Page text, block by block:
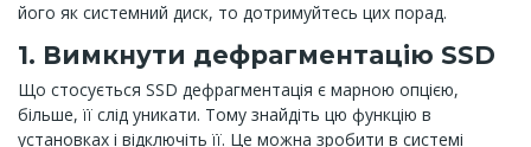
його як системний диск, то дотримуйтесь цих порад.
1. Вимкнути дефрагментацію SSD
Що стосується SSD дефрагментація є марною опцією,
більше, її слід уникати. Тому знайдіть цю функцію в
установках і відключіть її. Це можна зробити в системі